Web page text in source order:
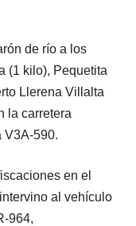
de río a los
(1 kilo), Pequetita
Llerena Villalta
la carretera
V3A-590.
en el
al vehículo
964,